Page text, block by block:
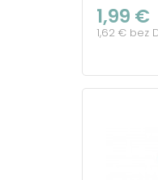
1,99 €
1,62 € bez